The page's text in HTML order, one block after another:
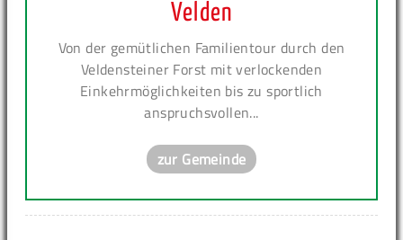
Velden
Von der gemütlichen Familientour durch den
Veldensteiner Forst mit verlockenden
Einkehrmöglichkeiten bis zu sportlich
anspruchsvollen...
zur Gemeinde